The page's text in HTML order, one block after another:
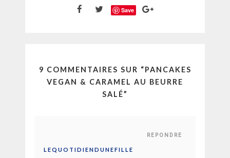
Save
9 COMMENTAIRES SUR “PANCAKES
VEGAN & CARAMEL AU BEURRE
SALÉ”
REPONDRE
LEQUOTIDIENDUNEFILLE